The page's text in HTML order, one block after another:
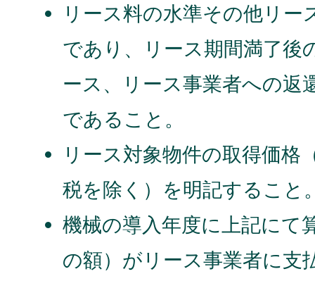
リース料の水準その他リー
であり、リース期間満了後
ース、リース事業者への返
であること。
リース対象物件の取得価格
税を除く）を明記すること
機械の導入年度に上記にて
の額）がリース事業者に支